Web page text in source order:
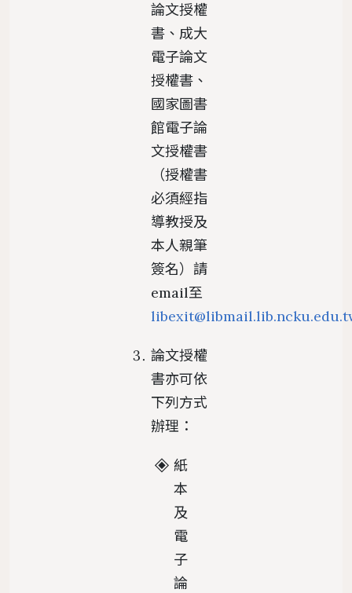
論文授權
書、成大
電子論文
授權書、
國家圖書
館電子論
文授權書
（授權書
必須經指
導教授及
本人親筆
簽名）請
email至
論文授權
書亦可依
下列方式
辦理：
紙
本
及
電
子
論